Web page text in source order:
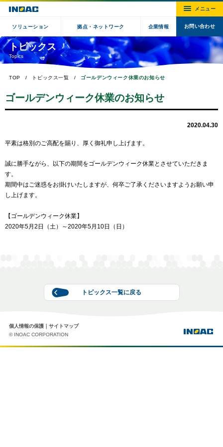
ソリューション 拠点・ネットワーク 企業情報 お問い合わせ
トピックス
Topics
TOP トピックス一覧 ゴールデンウィーク休業のお知らせ
ゴールデンウィーク休業のお知らせ
2020.04.30
平素は格別のご⾼配を賜り、厚く御礼申し上げます。
誠に勝手ながら、以下の期間をゴールデンウィーク休業とさせていただきま
す。
期間中はご迷惑をお掛けいたしますが、何卒ご了承くださいますようお願い申
し上げます。
【ゴールデンウィーク休業】
2020年5月2日（土）～2020年5月10日（日）
トピックス一覧に戻る
個人情報の保護
サイトマップ
© INOAC CORPORATION